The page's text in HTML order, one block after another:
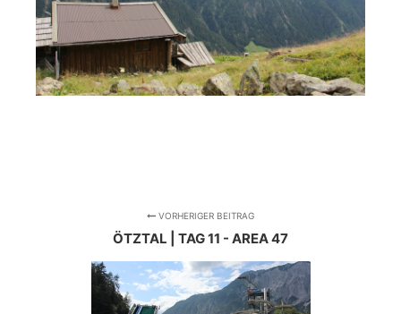
VORHERIGER BEITRAG
ÖTZTAL | TAG 11 - AREA 47